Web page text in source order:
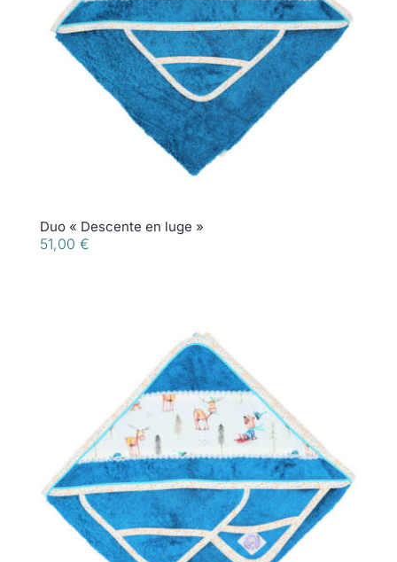
Collection de Noël
Qui suis-je ?
Nous contacter
Panier
Duo « Descente en luge »
51,00 €